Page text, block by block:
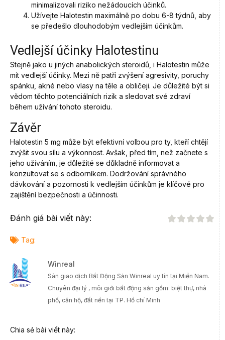
minimalizovali riziko nežádoucích účinků.
Užívejte Halotestin maximálně po dobu 6-8 týdnů, aby
se předešlo dlouhodobým vedlejším účinkům.
Vedlejší účinky Halotestinu
Stejně jako u jiných anabolických steroidů, i Halotestin může
mít vedlejší účinky. Mezi ně patří zvýšení agresivity, poruchy
spánku, akné nebo vlasy na těle a obličeji. Je důležité být si
vědom těchto potenciálních rizik a sledovat své zdraví
během užívání tohoto steroidu.
Závěr
Halotestin 5 mg může být efektivní volbou pro ty, kteří chtějí
zvýšit svou sílu a výkonnost. Avšak, před tím, než začnete s
jeho užíváním, je důležité se důkladně informovat a
konzultovat se s odborníkem. Dodržování správného
dávkování a pozornosti k vedlejším účinkům je klíčové pro
zajištění bezpečnosti a účinnosti.
Đánh giá bài viết này:
Tag:
Winreal
Sàn giao dịch Bất Động Sản Winreal uy tín tại Miền Nam.
Chuyên đại lý , môi giới bất động sản gồm: biệt thự, nhà
phố, căn hộ, đất nền tại TP. Hồ chí Minh
Chia sẻ bài viết này: